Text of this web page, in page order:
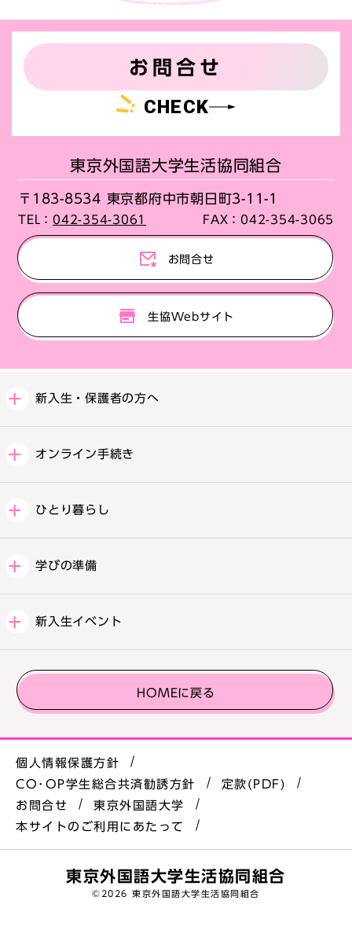
お問合せ
CHECK
東京外国語大学生活協同組合
〒183-8534 東京都府中市朝日町3-11-1
TEL： 042-354-3061 FAX： 042-354-3065
お問合せ
生協Webサイト
新入生・保護者の方へ
オンライン手続き
ひとり暮らし
学びの準備
新入生イベント
HOMEに戻る
東京外国語大学生活協同組合
© 2026 東京外国語大学生活協同組合
個人情報保護方針
CO･OP学生総合共済勧誘方針
定款(PDF)
お問合せ
東京外国語大学
本サイトのご利用にあたって